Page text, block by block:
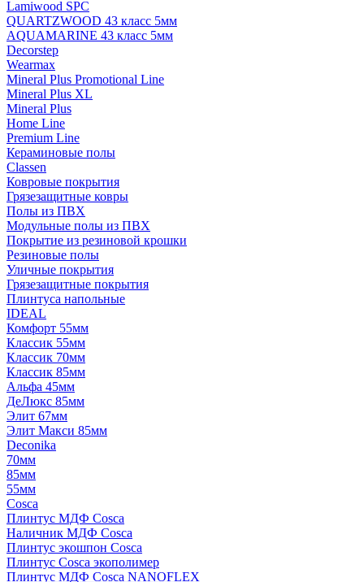
Lamiwood SPC
QUARTZWOOD 43 класс 5мм
AQUAMARINE 43 класс 5мм
Decorstep
Wearmax
Mineral Plus Promotional Line
Mineral Plus XL
Mineral Plus
Home Line
Premium Line
Кераминовые полы
Classen
Ковровые покрытия
Грязезащитные ковры
Полы из ПВХ
Модульные полы из ПВХ
Покрытие из резиновой крошки
Резиновые полы
Уличные покрытия
Грязезащитные покрытия
Плинтуса напольные
IDEAL
Комфорт 55мм
Классик 55мм
Классик 70мм
Классик 85мм
Альфа 45мм
ДеЛюкс 85мм
Элит 67мм
Элит Макси 85мм
Deconika
70мм
85мм
55мм
Cosca
Плинтус МДФ Cosca
Наличник МДФ Cosca
Плинтус экошпон Cosca
Плинтус Cosca экополимер
Плинтус МДФ Cosca NANOFLEX